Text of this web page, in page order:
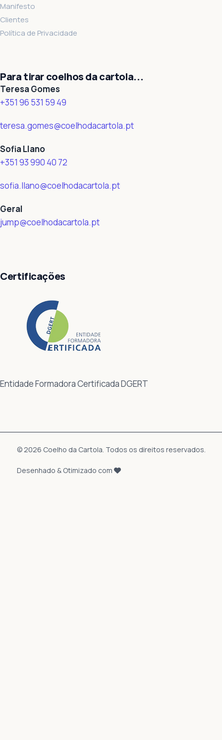
Manifesto
Clientes
Política de Privacidade
Para tirar coelhos da cartola...
Teresa Gomes
+351 96 531 59 49
teresa.gomes@coelhodacartola.pt
Sofia Llano
+351 93 990 40 72
sofia.llano@coelhodacartola.pt
Geral
jump@coelhodacartola.pt
Certificações
Entidade Formadora Certificada DGERT
© 2026 Coelho da Cartola. Todos os direitos reservados.
Desenhado & Otimizado com